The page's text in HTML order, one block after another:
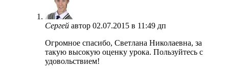
Сергей автор 02.07.2015 в 11:49 дп
Огромное спасибо, Светлана Николаевна, за
такую высокую оценку урока. Пользуйтесь с
удовольствием!